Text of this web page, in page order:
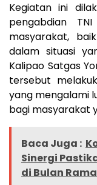
Kegiatan ini
pengabdian
masyarakat,
dalam situasi
Kalipao Satgas
tersebut
yang mengalami
bagi masyarakat
Baca Juga :
Sinergi
di Bulan